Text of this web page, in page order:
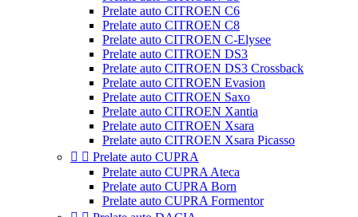
Prelate auto CITROEN C6
Prelate auto CITROEN C8
Prelate auto CITROEN C-Elysee
Prelate auto CITROEN DS3
Prelate auto CITROEN DS3 Crossback
Prelate auto CITROEN Evasion
Prelate auto CITROEN Saxo
Prelate auto CITROEN Xantia
Prelate auto CITROEN Xsara
Prelate auto CITROEN Xsara Picasso
  Prelate auto CUPRA
Prelate auto CUPRA Ateca
Prelate auto CUPRA Born
Prelate auto CUPRA Formentor